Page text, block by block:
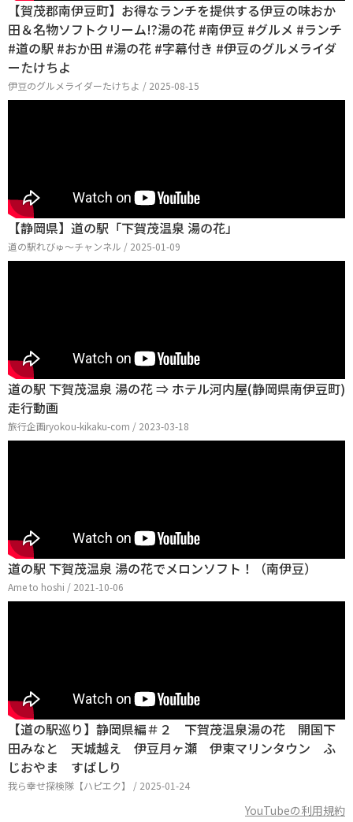
【賀茂郡南伊豆町】お得なランチを提供する伊豆の味おか
田＆名物ソフトクリーム!?湯の花 #南伊豆 #グルメ #ランチ
#道の駅 #おか田 #湯の花 #字幕付き #伊豆のグルメライダ
ーたけちよ
伊豆のグルメライダーたけちよ / 2025-08-15
【静岡県】道の駅「下賀茂温泉 湯の花」
道の駅れびゅ〜チャンネル / 2025-01-09
道の駅 下賀茂温泉 湯の花 ⇒ ホテル河内屋(静岡県南伊豆町)
走行動画
旅行企画ryokou-kikaku-com / 2023-03-18
道の駅 下賀茂温泉 湯の花でメロンソフト！（南伊豆）
Ame to hoshi / 2021-10-06
【道の駅巡り】静岡県編＃２ 下賀茂温泉湯の花 開国下
田みなと 天城越え 伊豆月ヶ瀬 伊東マリンタウン ふ
じおやま すばしり
我ら幸せ探検隊【ハピエク】 / 2025-01-24
YouTubeの利用規約